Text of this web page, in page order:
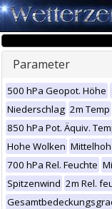
Parameter
500 hPa Geopot. Höhe
Niederschlag 2m Temp
850 hPa Pot. Äquiv.
Hohe Wolken
700 hPa Rel. Feuchte
Spitzenwind 2m Rel.